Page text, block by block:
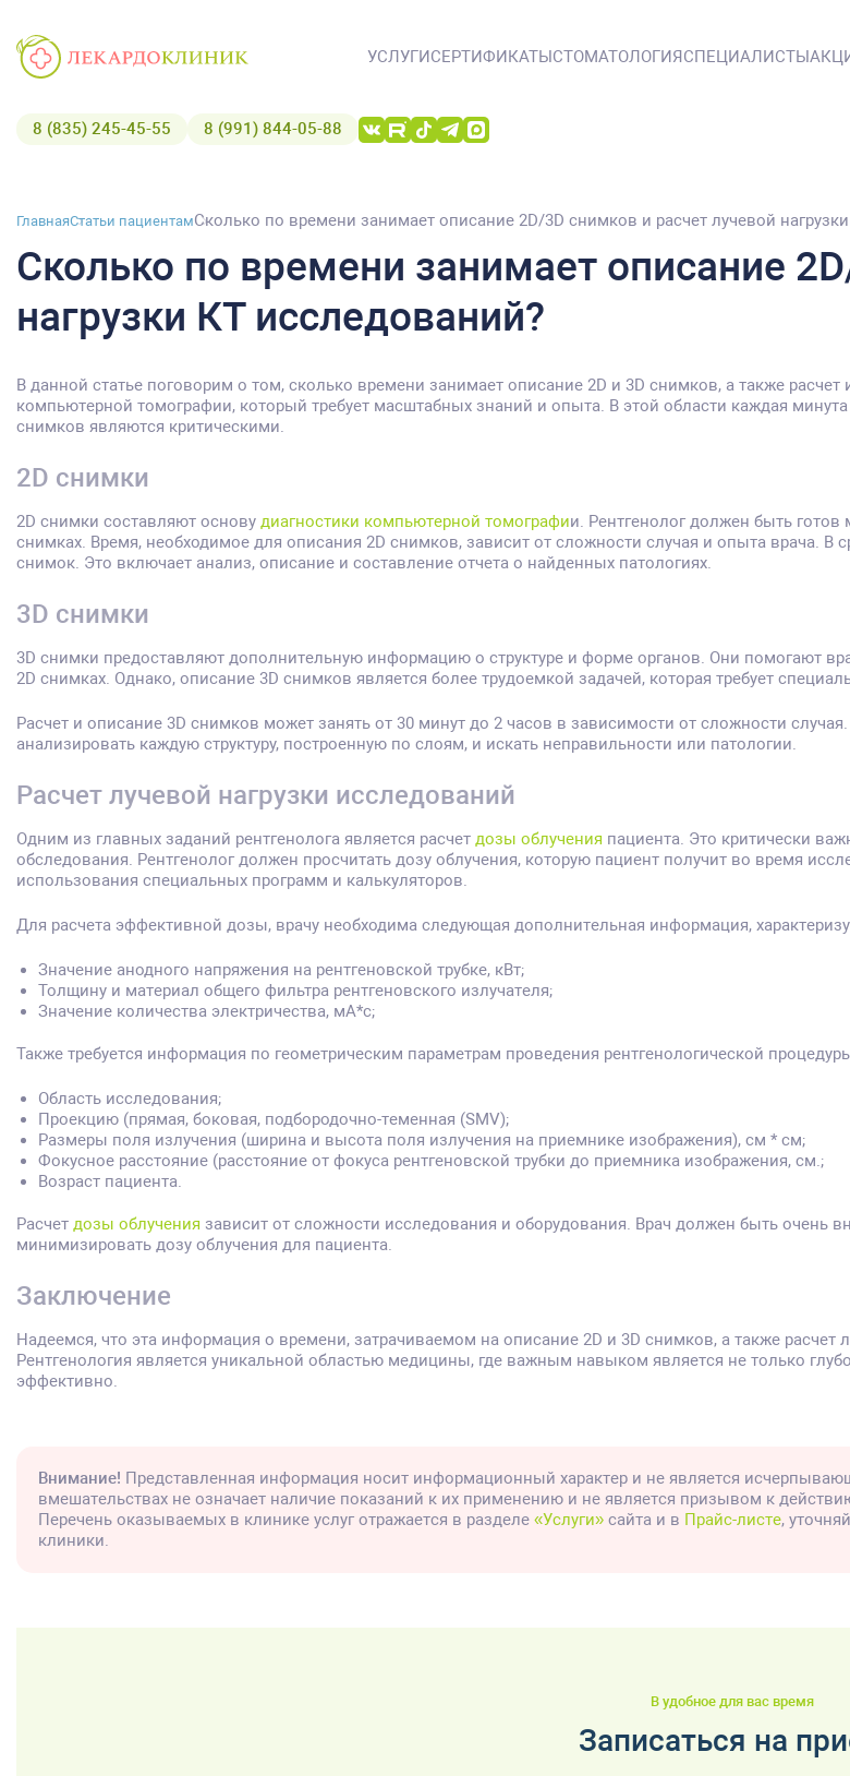
УСЛУГИСЕРТИФИКАТЫСТОМАТОЛОГИЯСПЕЦИАЛИСТЫ
8 (835) 245-45-55 8 (991) 844-05-88
ГлавнаяСтатьи пациентамСколько по времени занимает описание 2D/3D снимков и расчет лучевой
Сколько по времени занимает описание
нагрузки КТ исследований?
В данной статье поговорим о том, сколько времени занимает описание 2D и 3D снимков, а также
компьютерной томографии, который требует масштабных знаний и опыта. В этой области каждая
снимков являются критическими.
2D снимки
2D снимки составляют основу диагностики компьютерной томографии. Рентгенолог должен быть готов
снимках. Время, необходимое для описания 2D снимков, зависит от сложности случая и опыта врача. В
снимок. Это включает анализ, описание и составление отчета о найденных патологиях.
3D снимки
3D снимки предоставляют дополнительную информацию о структуре и форме органов. Они помогают
2D снимках. Однако, описание 3D снимков является более трудоемкой задачей, которая требует
Расчет и описание 3D снимков может занять от 30 минут до 2 часов в зависимости от сложности
анализировать каждую структуру, построенную по слоям, и искать неправильности или патологии.
Расчет лучевой нагрузки исследований
Одним из главных заданий рентгенолога является расчет дозы облучения пациента. Это критически
обследования. Рентгенолог должен просчитать дозу облучения, которую пациент получит во время
использования специальных программ и калькуляторов.
Для расчета эффективной дозы, врачу необходима следующая дополнительная информация,
Значение анодного напряжения на рентгеновской трубке, кВт;
Толщину и материал общего фильтра рентгеновского излучателя;
Значение количества электричества, мА*с;
Также требуется информация по геометрическим параметрам проведения рентгенологической
Область исследования;
Проекцию (прямая, боковая, подбородочно-теменная (SMV);
Размеры поля излучения (ширина и высота поля излучения на приемнике изображения), см * см;
Фокусное расстояние (расстояние от фокуса рентгеновской трубки до приемника изображения, см.;
Возраст пациента.
Расчет дозы облучения зависит от сложности исследования и оборудования. Врач должен быть очень
минимизировать дозу облучения для пациента.
Заключение
Надеемся, что эта информация о времени, затрачиваемом на описание 2D и 3D снимков, а также
Рентгенология является уникальной областью медицины, где важным навыком является не только
эффективно.
Внимание! Представленная информация носит информационный характер и не является
вмешательствах не означает наличие показаний к их применению и не является призывом к
Перечень оказываемых в клинике услуг отражается в разделе «Услуги» сайта и в Прайс-листе,
клиники.
В удобное для вас время
Записаться на